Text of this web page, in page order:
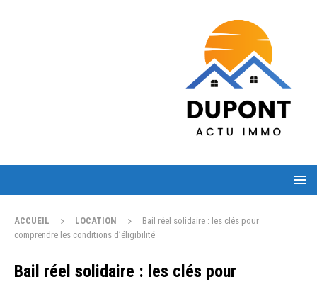
ACCUEIL LOCATION
Bail réel solidaire : les clés pour
comprendre les conditions d’éligibilité
Bail réel solidaire : les clés pour